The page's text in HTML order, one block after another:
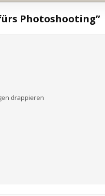
Photoshooting”
drappieren